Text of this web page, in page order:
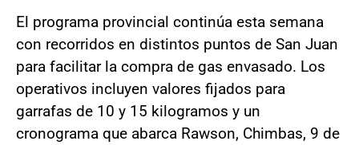
El programa provincial continúa esta semana
con recorridos en distintos puntos de San Juan
para facilitar la compra de gas envasado. Los
operativos incluyen valores fijados para
garrafas de 10 y 15 kilogramos y un
cronograma que abarca Rawson, Chimbas, 9 de